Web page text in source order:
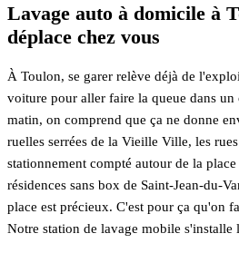
Lavage auto à domicile à
déplace chez vous
À Toulon, se garer relève déjà de
voiture pour aller faire la queue dans un
matin, on comprend que ça ne donne
ruelles serrées de la Vieille Ville, les
stationnement compté autour de la
résidences sans box de Saint-Jean-du-
place est précieux. C'est pour ça qu'on
Notre station de lavage mobile